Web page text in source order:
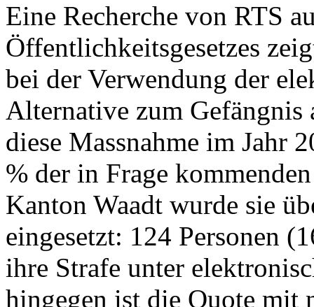
Eine Recherche von RTS
Öffentlichkeitsgesetzes
bei der Verwendung der
Alternative zum Gefängnis
diese Massnahme im Jahr
% der in Frage
Kanton Waadt wurde sie
eingesetzt: 124 Personen
ihre Strafe unter
hingegen ist die Quote mit